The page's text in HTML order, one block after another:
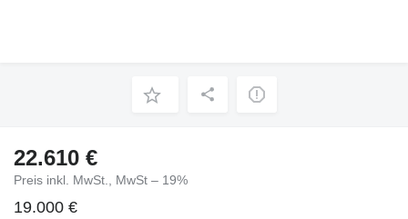
22.610 €
Preis inkl. MwSt., MwSt – 19%
19.000 €